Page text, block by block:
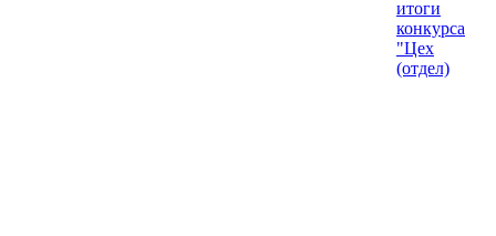
итоги
конкурса
"Цех
(отдел)